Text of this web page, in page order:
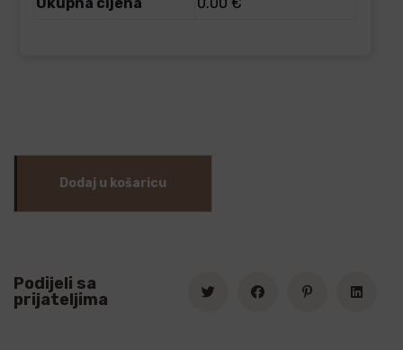
Dodaj u košaricu
Podijeli sa
prijateljima